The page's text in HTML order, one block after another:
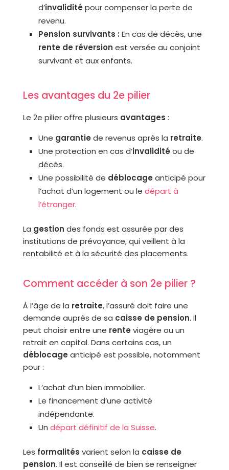
d’invalidité pour compenser la perte de
revenu.
Pension survivants : En cas de décès, une
rente de réversion est versée au conjoint
survivant et aux enfants.
Les avantages du 2e pilier
Le 2e pilier offre plusieurs avantages :
Une garantie de revenus après la retraite.
Une protection en cas d’invalidité ou de
décès.
Une possibilité de déblocage anticipé pour
l’achat d’un logement ou le départ à
l’étranger.
La gestion des fonds est assurée par des
institutions de prévoyance, qui veillent à la
rentabilité et à la sécurité des placements.
Comment accéder à son 2e pilier ?
À l’âge de la retraite, l’assuré doit faire une
demande auprès de sa caisse de pension. Il
peut choisir entre une rente viagère ou un
retrait en capital. Dans certains cas, un
déblocage anticipé est possible, notamment
pour :
L’achat d’un bien immobilier.
Le financement d’une activité
indépendante.
Un départ définitif de la Suisse.
Les formalités varient selon la caisse de
pension. Il est conseillé de bien se renseigner